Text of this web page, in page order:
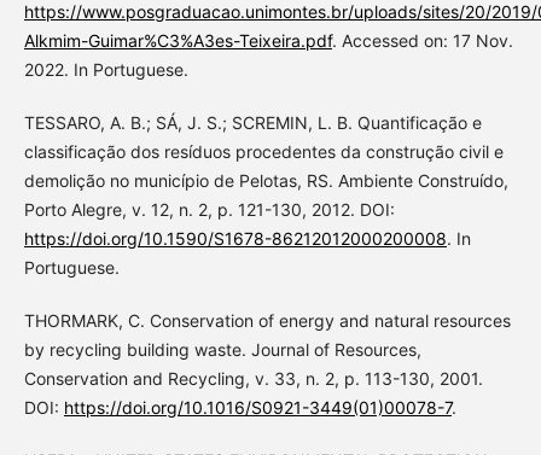
https://www.posgraduacao.unimontes.br/uploads/sites/20/2019/
Alkmim-Guimar%C3%A3es-Teixeira.pdf. Accessed on: 17 Nov.
2022. In Portuguese.
TESSARO, A. B.; SÁ, J. S.; SCREMIN, L. B. Quantificação e
classificação dos resíduos procedentes da construção civil e
demolição no município de Pelotas, RS. Ambiente Construído,
Porto Alegre, v. 12, n. 2, p. 121-130, 2012. DOI:
https://doi.org/10.1590/S1678-86212012000200008. In
Portuguese.
THORMARK, C. Conservation of energy and natural resources
by recycling building waste. Journal of Resources,
Conservation and Recycling, v. 33, n. 2, p. 113-130, 2001.
DOI: https://doi.org/10.1016/S0921-3449(01)00078-7.